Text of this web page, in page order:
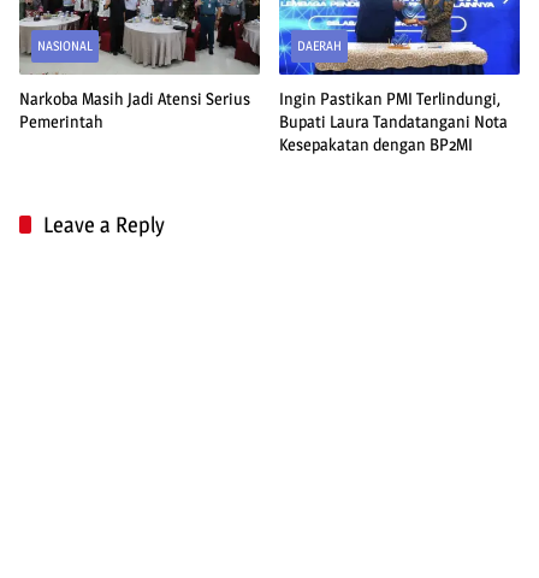
NASIONAL
Narkoba Masih Jadi Atensi Serius
Pemerintah
DAERAH
Ingin Pastikan PMI Terlindungi,
Bupati Laura Tandatangani Nota
Kesepakatan dengan BP2MI
Leave a Reply